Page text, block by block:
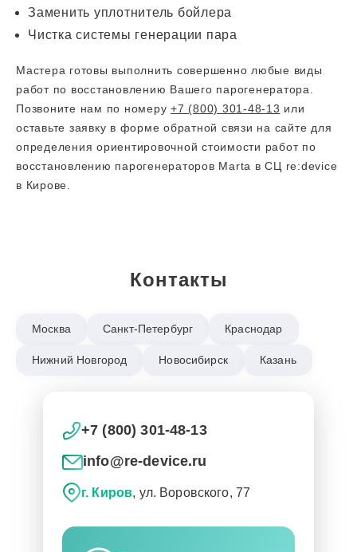
Заменить уплотнитель бойлера
Чистка системы генерации пара
Мастера готовы выполнить совершенно любые виды
работ по восстановлению Вашего парогенератора.
Позвоните нам по номеру +7 (800) 301-48-13 или
оставьте заявку в форме обратной связи на сайте для
определения ориентировочной стоимости работ по
восстановлению парогенераторов Marta в СЦ re:device
в Кирове.
Контакты
Москва Санкт-Петербург Краснодар
Нижний Новгород Новосибирск Казань
+7 (800) 301-48-13
info@re-device.ru
г. Киров, ул. Воровского, 77